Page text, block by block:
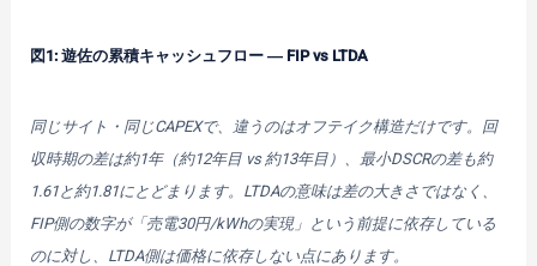
図1: 遊佐の累積キャッシュフロー ― FIP vs LTDA
同じサイト・同じCAPEXで、違うのはオフテイク構造だけです。回
収時期の差は約1年（約12年目 vs 約13年目）、最小DSCRの差も約
1.61と約1.81にとどまります。LTDAの意味は差の大きさではなく、
FIP側の数字が「売電30円/kWhの実現」という前提に依存している
のに対し、LTDA側は価格に依存しない点にあります。